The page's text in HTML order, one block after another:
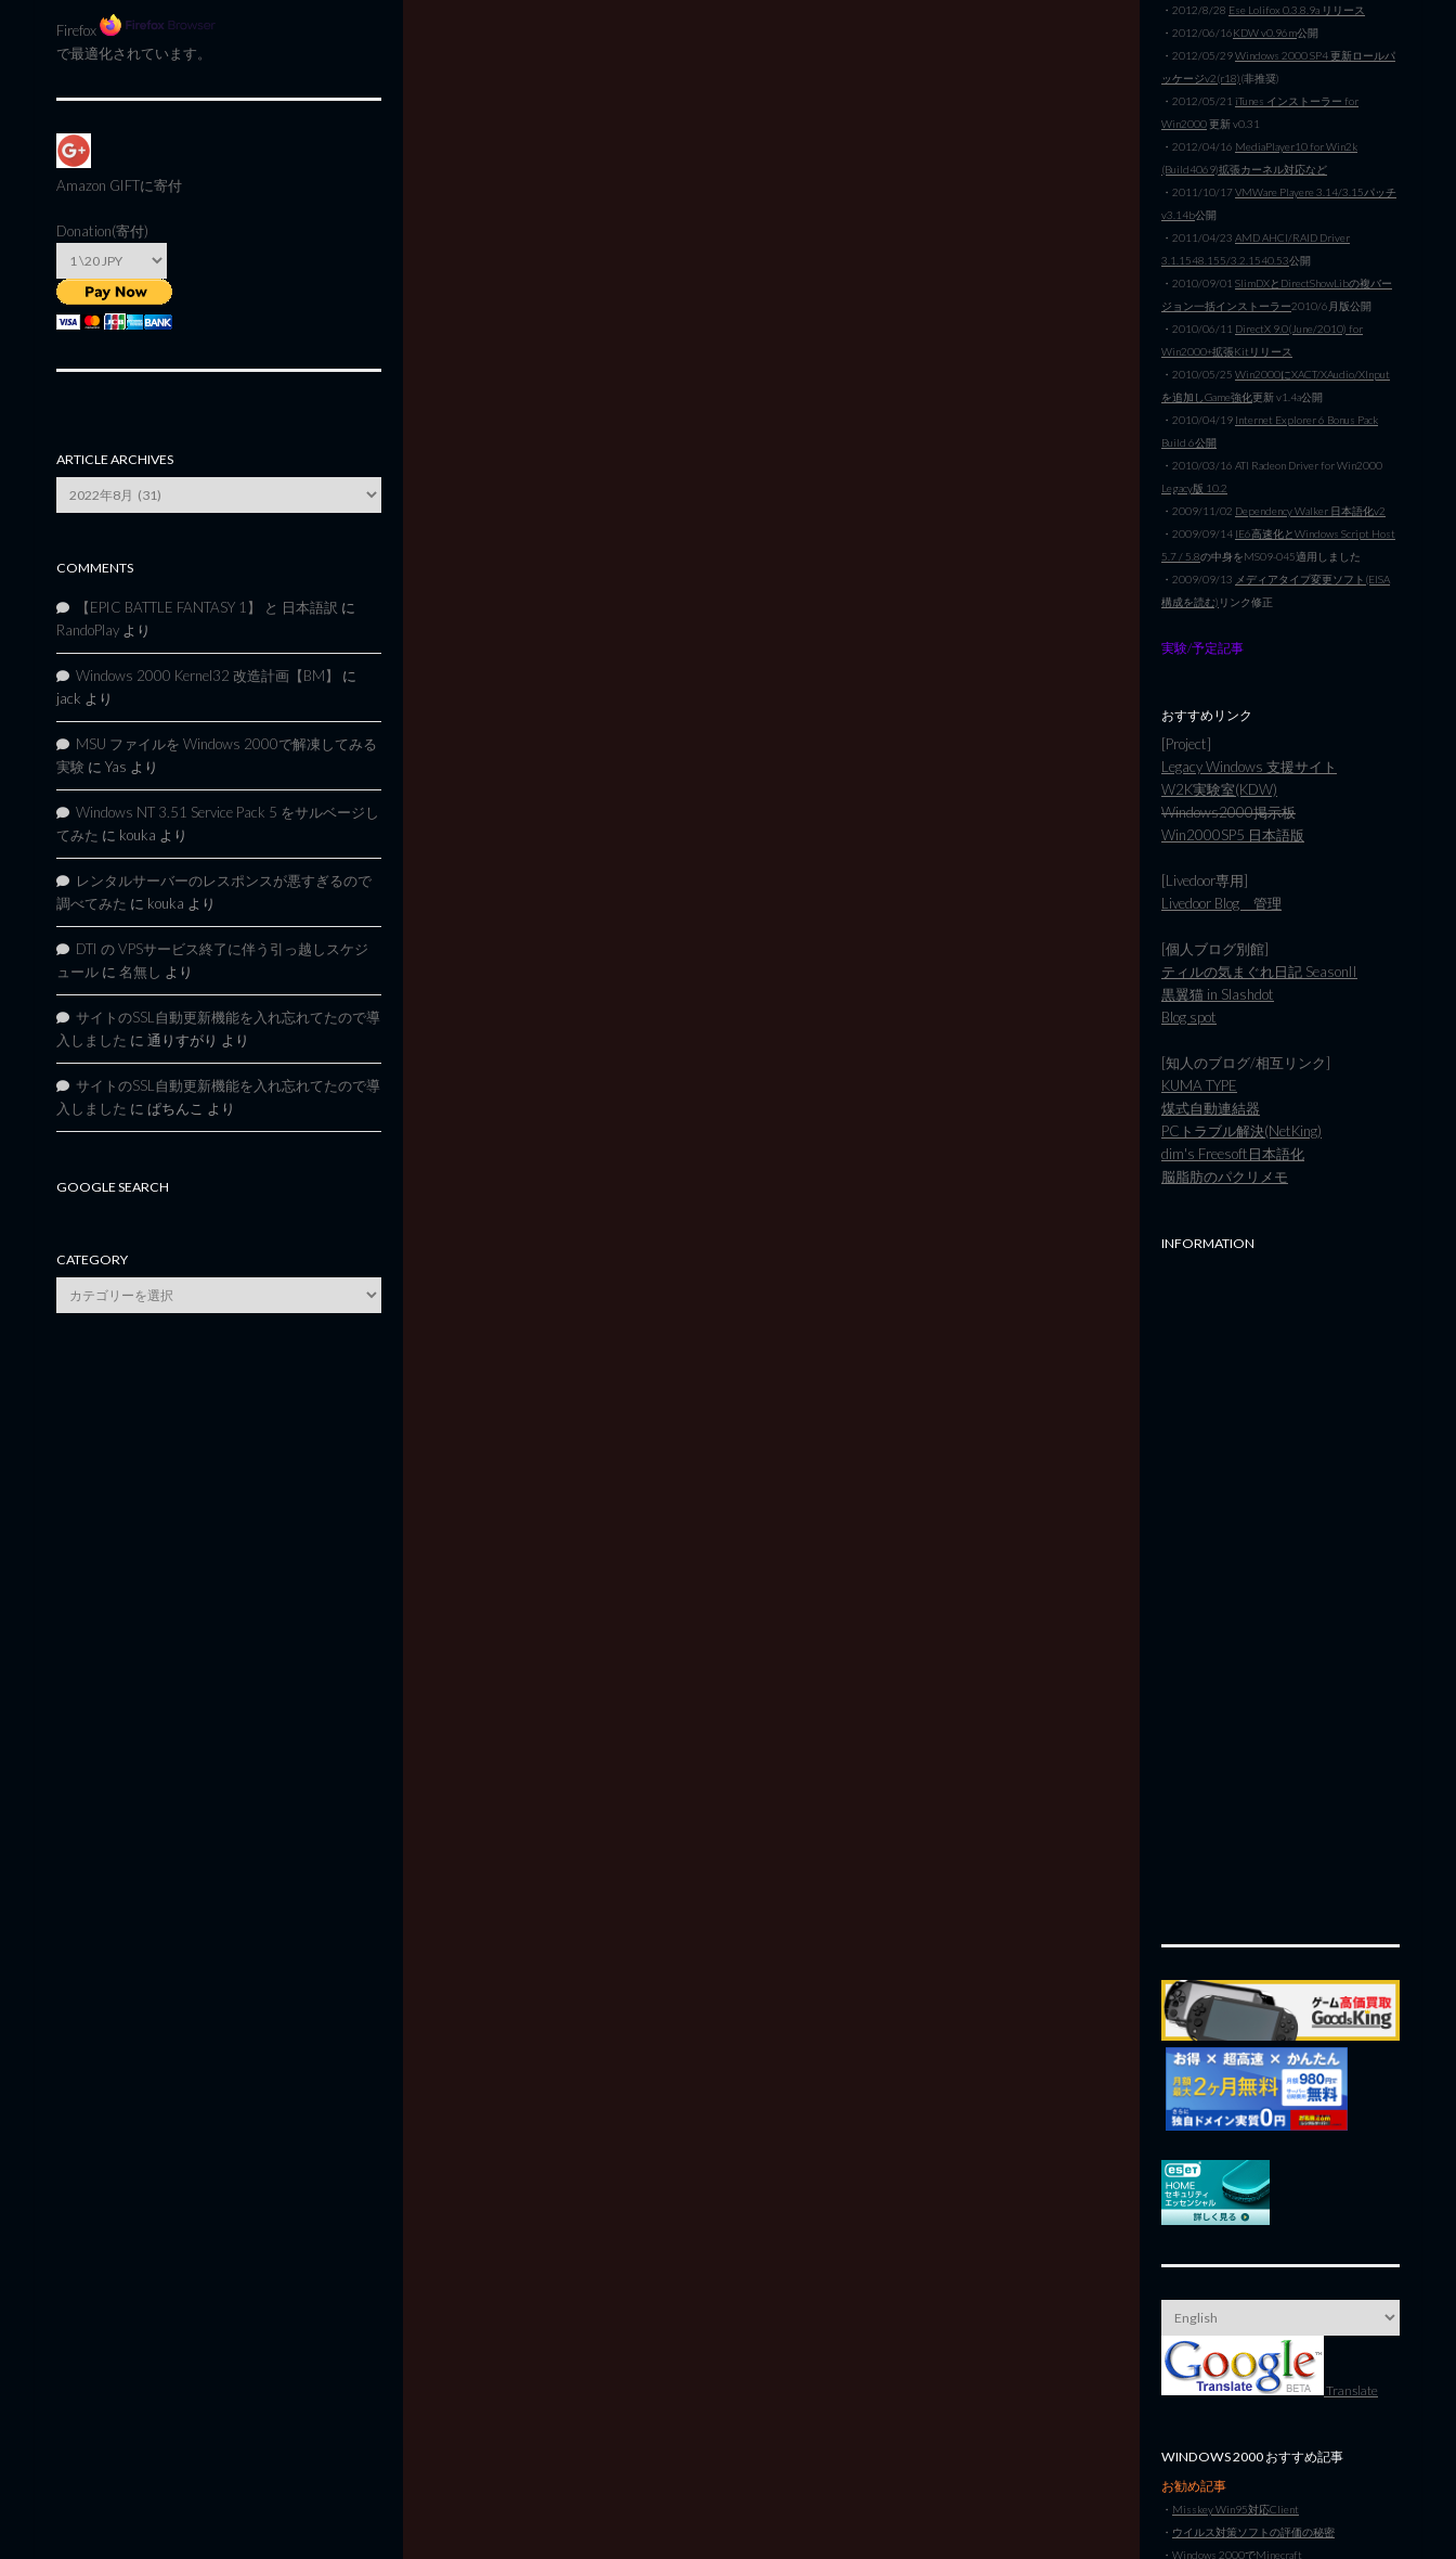
Firefox
で最適化されています。
Amazon GIFTに寄付
Donation(寄付)
ARTICLE ARCHIVES
Archives
COMMENTS
【EPIC BATTLE FANTASY 1】 と 日本語訳 に
RandoPlay より
Windows 2000 Kernel32 改造計画【BM】
に
jack より
MSU ファイルを Windows 2000で解凍してみる
実験 に Yas より
Windows NT 3.51 Service Pack 5 をサルベージし
てみた に kouka より
レンタルサーバーのレスポンスが悪すぎるので
調べてみた に kouka より
DTI の VPSサービス終了に伴う引っ越しスケジ
ュール に 名無し より
サイトのSSL自動更新機能を入れ忘れてたので導
入しました に 通りすがり より
サイトのSSL自動更新機能を入れ忘れてたので導
入しました に ぱちんこ より
GOOGLE SEARCH
CATEGORY
category
・2012/8/28 Ese Lolifox 0.3.8.9a リリース
・2012/06/16KDW v0.96m公開
・2012/05/29Windows 2000 SP4 更新ロールパ
ッケージv2(r18)(非推奨)
・2012/05/21 iTunes インストーラー for
Win2000更新 v0.31
・2012/04/16 MediaPlayer10 for Win2k
(Build4069)拡張カーネル対応など
・2011/10/17VMWare Playere 3.14/3.15パッチ
v3.14b公開
・2011/04/23 AMD AHCI/RAID Driver
3.1.1548.155/3.2.1540.53公開
・2010/09/01 SlimDXとDirectShowLibの複バー
ジョン一括インストーラー2010/6月版公開
・2010/06/11 DirectX 9.0(June/2010) for
Win2000+拡張Kitリリース
・2010/05/25 Win2000にXACT/XAudio/XInput
を追加しGame強化更新 v1.4a公開
・2010/04/19 Internet Explorer 6 Bonus Pack
Build 6公開
・2010/03/16 ATI Radeon Driver for Win2000
Legacy版 10.2
・2009/11/02 Dependency Walker 日本語化v2
・2009/09/14 IE6高速化とWindows Script Host
5.7 / 5.8の中身をMS09-045適用しました
・2009/09/13 メディアタイプ変更ソフト(EISA
構成を読む) リンク修正
実験/予定記事
おすすめリンク
[Project]
Legacy Windows 支援サイト
W2K実験室(KDW)
Windows2000掲示板
Win2000SP5 日本語版
[Livedoor専用]
Livedoor Blog 管理
[個人ブログ別館]
ティルの気まぐれ日記 SeasonII
黒翼猫 in Slashdot
Blog spot
[知人のブログ/相互リンク]
KUMA TYPE
煤式自動連結器
PCトラブル解決(NetKing)
dim's Freesoft日本語化
脳脂肪のパクリメモ
INFORMATION
Translate
WINDOWS 2000 おすすめ記事
お勧め記事
・ Misskey Win95対応Client
・ ウイルス対策ソフトの評価の秘密
・ Windows 2000でMinecraft